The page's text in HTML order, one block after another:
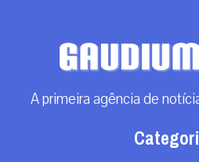
A primeira agência de